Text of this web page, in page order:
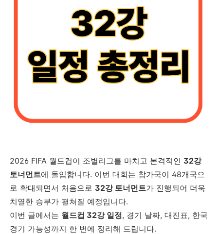
2026 FIFA 월드컵이 조별리그를 마치고 본격적인 32강
토너먼트에 돌입합니다. 이번 대회는 참가국이 48개국으
로 확대되면서 처음으로 32강 토너먼트가 진행되어 더욱
치열한 승부가 펼쳐질 예정입니다.
이번 글에서는 월드컵 32강 일정, 경기 날짜, 대진표, 한국
경기 가능성까지 한 번에 정리해 드립니다.